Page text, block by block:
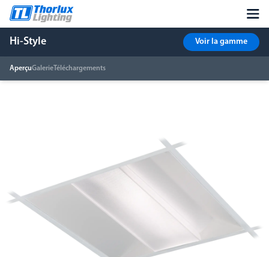
Hi-Style
AperçuGalerie Téléchargements
Voir la gamme